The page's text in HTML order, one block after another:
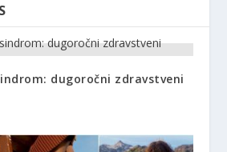
dugoročni zdravstveni